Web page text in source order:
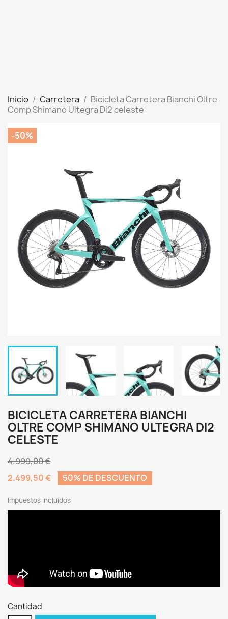
Inicio Carretera
Bicicleta Carretera Bianchi Oltre
Comp Shimano Ultegra Di2 celeste
-50%
BICICLETA CARRETERA BIANCHI
OLTRE COMP SHIMANO ULTEGRA DI2
CELESTE
4.999,00 €
2.499,50 €
50% DE DESCUENTO
Impuestos incluidos
Cantidad